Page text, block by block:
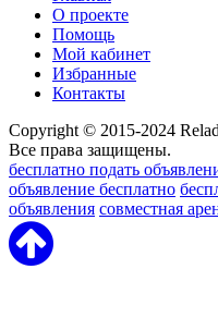
О проекте
Помощь
Мой кабинет
Избранные
Контакты
Copyright © 2015-2024
Все права защищены.
бесплатно подать
объявление бесплатно
объявления совместная